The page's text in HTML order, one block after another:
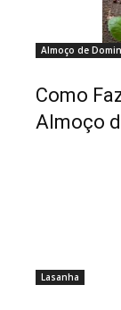
Almoço de
Como
Almoço
Lasanha